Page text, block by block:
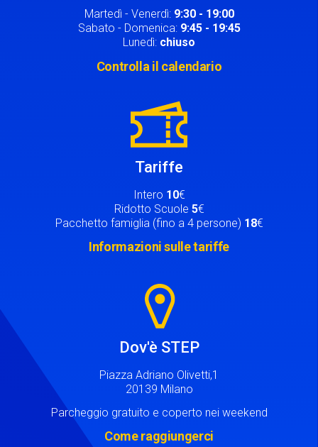
Martedì - Venerdì: 9:30 - 19:00
Sabato - Domenica: 9:45 - 19:45
Lunedì: chiuso
Controlla il calendario
Tariffe
Intero 10€
Ridotto Scuole 5€
Pacchetto famiglia (fino a 4 persone) 18€
Informazioni sulle tariffe
Dov'è STEP
Piazza Adriano Olivetti,1
20139 Milano
Parcheggio gratuito e coperto nei weekend
Come raggiungerci